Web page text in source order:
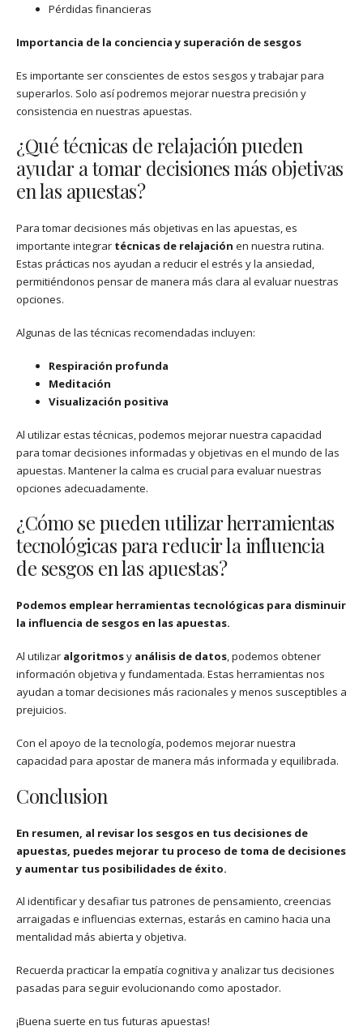
Pérdidas financieras
Importancia de la conciencia y superación de sesgos
Es importante ser conscientes de estos sesgos y trabajar para
superarlos. Solo así podremos mejorar nuestra precisión y
consistencia en nuestras apuestas.
¿Qué técnicas de relajación pueden
ayudar a tomar decisiones más objetivas
en las apuestas?
Para tomar decisiones más objetivas en las apuestas, es
importante integrar técnicas de relajación en nuestra rutina.
Estas prácticas nos ayudan a reducir el estrés y la ansiedad,
permitiéndonos pensar de manera más clara al evaluar nuestras
opciones.
Algunas de las técnicas recomendadas incluyen:
Respiración profunda
Meditación
Visualización positiva
Al utilizar estas técnicas, podemos mejorar nuestra capacidad
para tomar decisiones informadas y objetivas en el mundo de las
apuestas. Mantener la calma es crucial para evaluar nuestras
opciones adecuadamente.
¿Cómo se pueden utilizar herramientas
tecnológicas para reducir la influencia
de sesgos en las apuestas?
Podemos emplear herramientas tecnológicas para disminuir
la influencia de sesgos en las apuestas.
Al utilizar algoritmosy análisis de datos, podemos obtener
información objetiva y fundamentada. Estas herramientas nos
ayudan a tomar decisiones más racionales y menos susceptibles a
prejuicios.
Con el apoyo de la tecnología, podemos mejorar nuestra
capacidad para apostar de manera más informada y equilibrada.
Conclusion
En resumen, al revisar los sesgos en tus decisiones de
apuestas, puedes mejorar tu proceso de toma de decisiones
y aumentar tus posibilidades de éxito.
Al identificar y desafiar tus patrones de pensamiento, creencias
arraigadas e influencias externas, estarás en camino hacia una
mentalidad más abierta y objetiva.
Recuerda practicar la empatía cognitiva y analizar tus decisiones
pasadas para seguir evolucionando como apostador.
¡Buena suerte en tus futuras apuestas!